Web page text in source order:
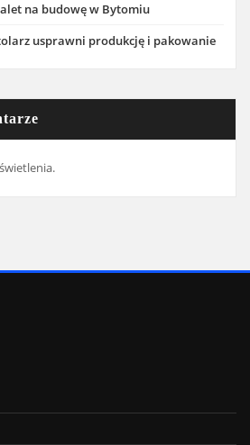
na budowę w Bytomiu
usprawni produkcję i pakowanie